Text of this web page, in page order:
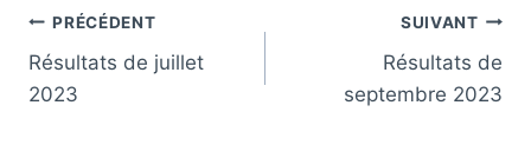
Navigation
de
PRÉCÉDENT
Résultats de juillet
2023
SUIVANT
Résultats de
septembre 2023